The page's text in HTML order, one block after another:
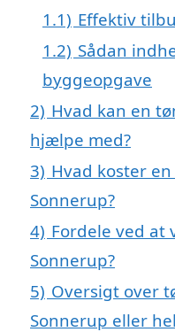
1.1) Effektiv
1.2) Sådan
byggeopgave
2) Hvad kan en
hjælpe med?
3) Hvad koster
Sonnerup?
4) Fordele ved at
Sonnerup?
5) Oversigt over
Sonnerup eller